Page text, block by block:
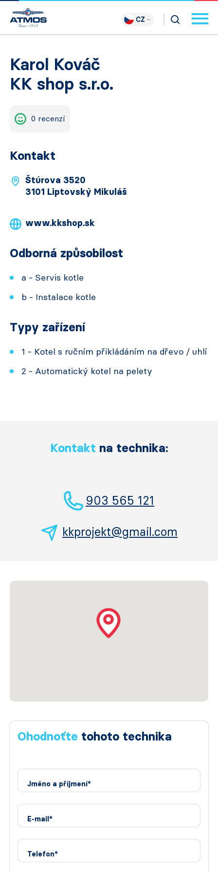
CZ
Karol Kováč
KK shop s.r.o.
0 recenzí
Kontakt
Štúrova 3520
3101 Liptovský Mikuláš
www.kkshop.sk
Odborná způsobilost
a - Servis kotle
b - Instalace kotle
Typy zařízení
1 - Kotel s ručním přikládáním na dřevo / uhlí
2 - Automatický kotel na pelety
Kontakt na technika:
903 565 121
kkprojekt@gmail.com
Ohodnoťte tohoto technika
Jméno a příjmení*
E-mail*
Telefon*